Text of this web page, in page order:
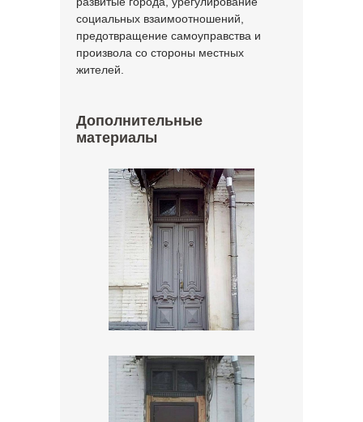
социальных взаимоотношений,
предотвращение самоуправства и
произвола со стороны местных
жителей.
Дополнительные
материалы